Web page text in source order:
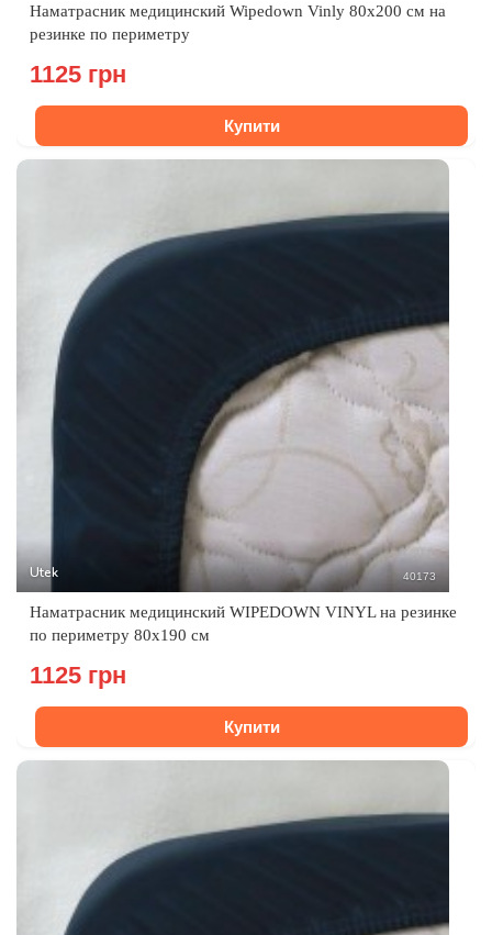
Наматрасник медицинский Wipedown Vinly 80x200 см на
резинке по периметру
1125 грн
Купити
Utek 40173
Наматрасник медицинский WIPEDOWN VINYL на резинке
по периметру 80х190 см
1125 грн
Купити